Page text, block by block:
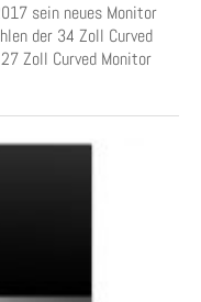
sein neues Monitor
der 34 Zoll Curved
Zoll Curved Monitor